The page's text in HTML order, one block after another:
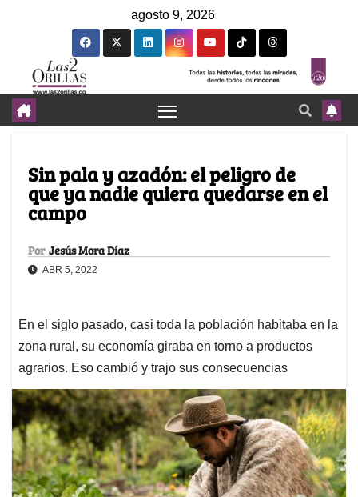
agosto 9, 2026
Sin pala y azadón: el peligro de
que ya nadie quiera quedarse en el
campo
Por Jesús Mora Díaz
ABR 5, 2022
En el siglo pasado, casi toda la población habitaba en la
zona rural, su economía giraba en torno a productos
agrarios. Eso cambió y trajo sus consecuencias